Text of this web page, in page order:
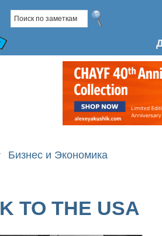
Бизнес и Экономика
TO THE USA